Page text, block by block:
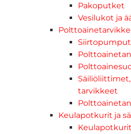
Pakoputket
Vesilukot ja
Siirtopumput
tarvikkeet
Keulapotkurit ja
Keulapotkurit